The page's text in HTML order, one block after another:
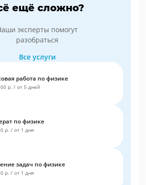
ещё сложно?
эксперты помогут
разобраться
Все услуги
работа по физике
р. / от 5 дней
по физике
р. / от 1 дня
задач по физике
р. / от 1 дня